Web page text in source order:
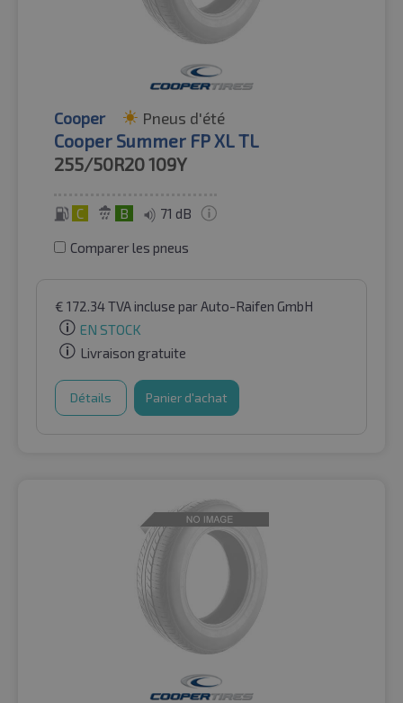
Cooper Pneus d'été
Cooper Summer FP XL TL
255/50R20109Y
C B 71 dB
Comparer les pneus
€ 172.34TVA incluse par Auto-Raifen GmbH
EN STOCK
Livraison gratuite
Détails Panier d'achat